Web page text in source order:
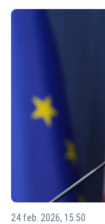
24 feb. 2026, 15:50